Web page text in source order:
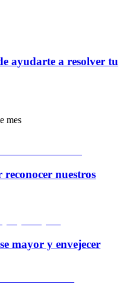
ayudarte a resolver tu
mes
nuestros
mayor y envejecer